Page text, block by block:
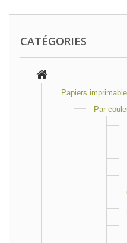
CATÉGORIES
Papiers
Par